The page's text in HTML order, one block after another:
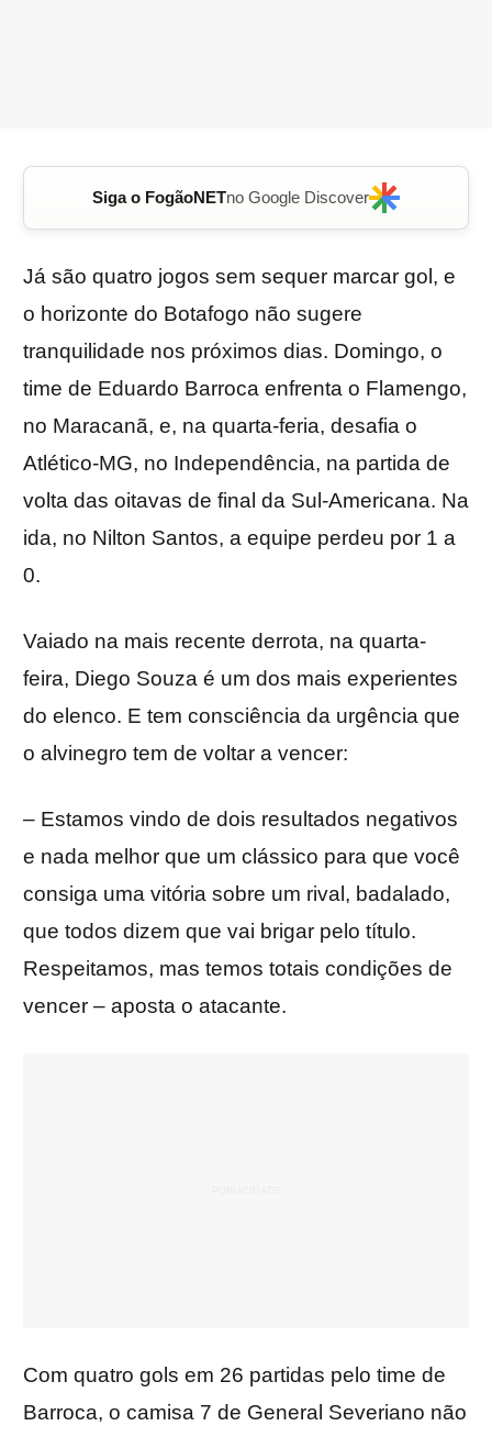
Siga o FogãoNETno Google Discover
Já são quatro jogos sem sequer marcar gol, e
o horizonte do Botafogo não sugere
tranquilidade nos próximos dias. Domingo, o
time de Eduardo Barroca enfrenta o Flamengo,
no Maracanã, e, na quarta-feria, desafia o
Atlético-MG, no Independência, na partida de
volta das oitavas de final da Sul-Americana. Na
ida, no Nilton Santos, a equipe perdeu por 1 a
0.
Vaiado na mais recente derrota, na quarta-
feira, Diego Souza é um dos mais experientes
do elenco. E tem consciência da urgência que
o alvinegro tem de voltar a vencer:
– Estamos vindo de dois resultados negativos
e nada melhor que um clássico para que você
consiga uma vitória sobre um rival, badalado,
que todos dizem que vai brigar pelo título.
Respeitamos, mas temos totais condições de
vencer – aposta o atacante.
Com quatro gols em 26 partidas pelo time de
Barroca, o camisa 7 de General Severiano não